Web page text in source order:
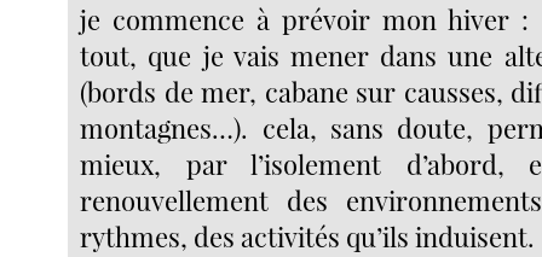
je commence à prévoir mon hiver :
tout, que je vais mener dans une
(bords de mer, cabane sur causses,
montagnes…). cela, sans doute,
mieux, par l’isolement
renouvellement des
rythmes, des activités qu’ils induisent.